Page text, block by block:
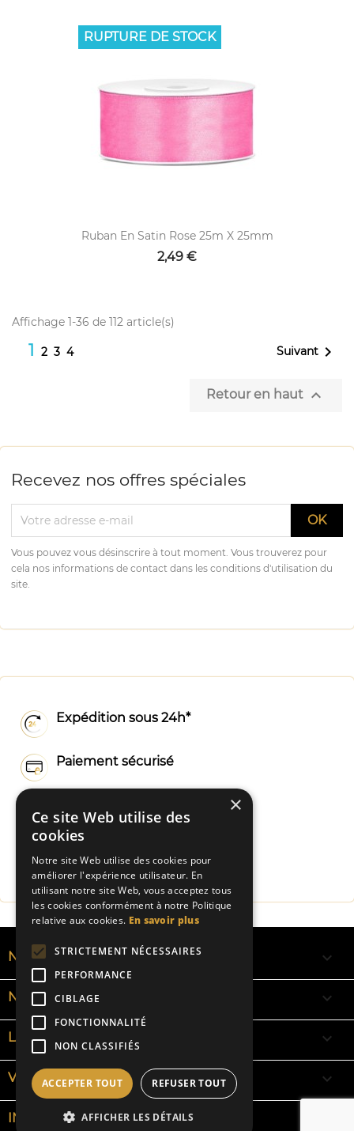
Ruban En Satin Rose 25m X 25mm
2,49 €
RUPTURE DE STOCK
Affichage 1-36 de 112 article(s)
1 2 3 4 Suivant 
Retour en haut 
Recevez nos offres spéciales
Vous pouvez vous désinscrire à tout moment. Vous trouverez pour
cela nos informations de contact dans les conditions d'utilisation du
site.
Expédition sous 24h*
Paiement sécurisé
NOS RUBANS 
NOS BRACELETS 
LA SIGNIFICATION DES COULEURS 
VOTRE COMPTE 
INFORMATIONS
×
Ce site Web utilise des
cookies
Notre site Web utilise des cookies pour
améliorer l'expérience utilisateur. En
utilisant notre site Web, vous acceptez tous
les cookies conformément à notre Politique
relative aux cookies. En savoir plus
STRICTEMENT NÉCESSAIRES
PERFORMANCE
CIBLAGE
FONCTIONNALITÉ
NON CLASSIFIÉS
ACCEPTER TOUT REFUSER TOUT
AFFICHER LES DÉTAILS